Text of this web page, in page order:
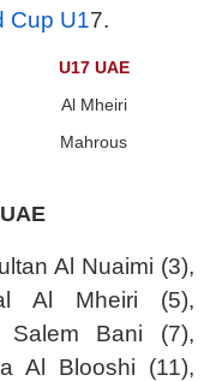
Cup U17.
U17 UAE
Al Mheiri
Mahrous
Al Nuaimi (3),
Al Mheiri (5),
Salem Bani (7),
Al Blooshi (11),